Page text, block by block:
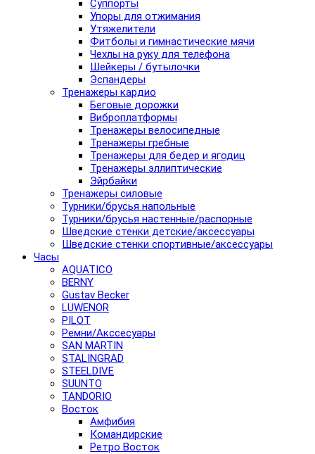
Суппорты
Упоры для отжимания
Утяжелители
Фитболы и гимнастические мячи
Чехлы на руку для телефона
Шейкеры / бутылочки
Эспандеры
Тренажеры кардио
Беговые дорожки
Виброплатформы
Тренажеры велосипедные
Тренажеры гребные
Тренажеры для бедер и ягодиц
Тренажеры эллиптические
Эйрбайки
Тренажеры силовые
Турники/брусья напольные
Турники/брусья настенные/распорные
Шведские стенки детские/аксессуары
Шведские стенки спортивные/аксессуары
Часы
AQUATICO
BERNY
Gustav Becker
LUWENOR
PILOT
Pемни/Акссесуары
SAN MARTIN
STALINGRAD
STEELDIVE
SUUNTO
TANDORIO
Восток
Амфибия
Командирские
Ретро Восток